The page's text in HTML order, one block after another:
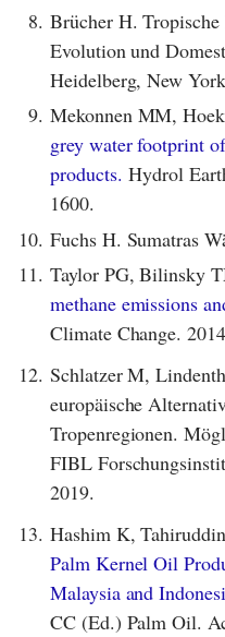
8. Brücher H.
Evolution und
Heidelberg, New
9. Mekonnen MM,
grey water footprint
products. Hydrol
1600.
10. Fuchs H. Sumatras
11. Taylor PG, Bilinsky
methane emissions
Climate Change.
12. Schlatzer M,
europäische
Tropenregionen.
FIBL
2019.
13. Hashim K,
Palm Kernel Oil
Malaysia and
CC (Ed.) Palm Oil.